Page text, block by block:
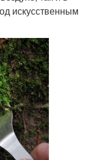
искусственным